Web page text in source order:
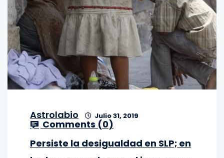
Astrolabio Julio 31, 2019
Comments (0)
Persiste la desigualdad en SLP; en